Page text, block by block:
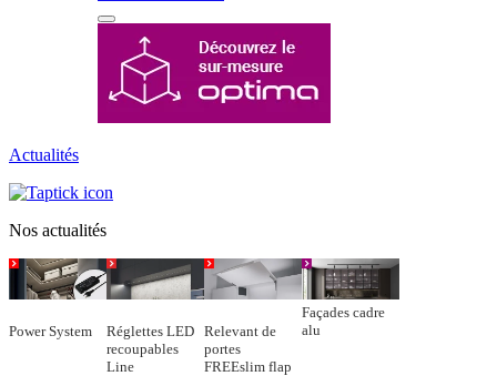
Actualités
Nos actualités
Power System
Réglettes LED
recoupables
Line
Relevant de
portes
FREEslim flap
Façades cadre
alu